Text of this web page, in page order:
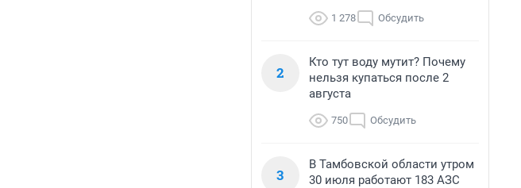
1 278 Обсудить
2
Кто тут воду мутит? Почему
нельзя купаться после 2
августа
750 Обсудить
3
В Тамбовской области утром
30 июля работают 183 АЗС